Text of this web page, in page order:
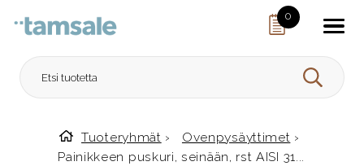
0
HAE
Etusivulle
Tuoteryhmät › Ovenpysäyttimet ›
Painikkeen puskuri, seinään, rst AISI 31...